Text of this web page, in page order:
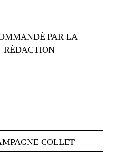
PAR LA
RÉDACTION
COLLET